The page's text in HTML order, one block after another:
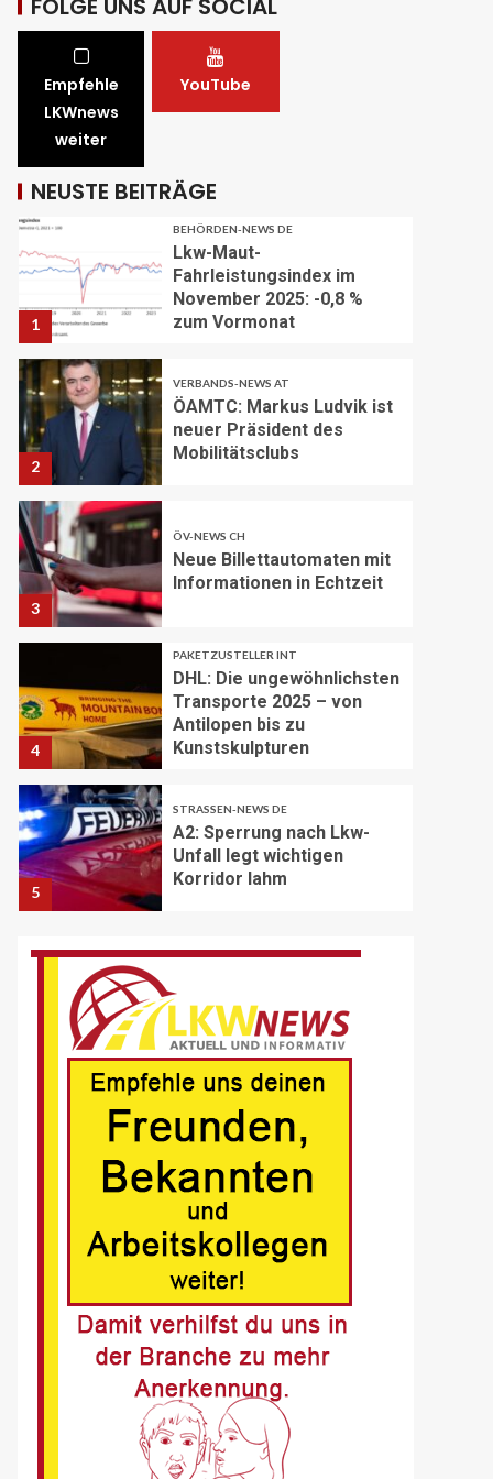
FOLGE UNS AUF SOCIAL
Empfehle
LKWnews
weiter
YouTube
NEUSTE BEITRÄGE
Winterpause
30
STRASSEN-NEWS CH
A1 Nordumfahrung Zürich:
abgeschlossen
1
BEHÖRDEN-NEWS DE
Lkw-Maut-
Fahrleistungsindex im
November 2025: -0,8 %
zum Vormonat
2
VERBANDS-NEWS AT
ÖAMTC: Markus Ludvik ist
neuer Präsident des
Mobilitätsclubs
3
ÖV-NEWS CH
Neue Billettautomaten mit
Informationen in Echtzeit
4
PAKETZUSTELLER INT
DHL: Die ungewöhnlichsten
Transporte 2025 – von
Antilopen bis zu
Kunstskulpturen
5
STRASSEN-NEWS DE
A2: Sperrung nach Lkw-
Unfall legt wichtigen
Korridor lahm
BRANCHEN-NEWS (DE)
Deutschen
Nachhaltigkeitspreis
BRANCHEN-NEWS (DE)
MAN Engines präsentiert
nächste Generation der
bewährten Baureihe MAN
E32
BLAULICHT DE
Schwerverletzter
Fussgänger nach Unfall in
Buer
BLAULICHT DE
Offenburg, A5 – Zwei
Unfälle legen
Berufsverkehr lahm